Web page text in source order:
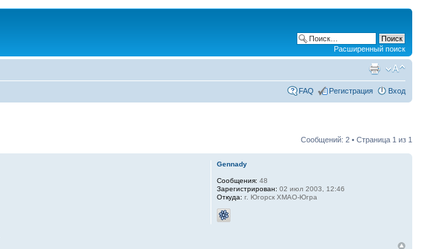
Расширенный поиск
FAQ Регистрация Вход
Сообщений: 2 • Страница 1 из 1
Gennady
Сообщения: 48
Зарегистрирован: 02 июл 2003, 12:46
Откуда: г. Югорск ХМАО-Югра